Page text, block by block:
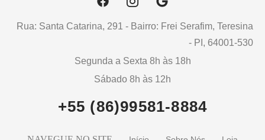
Rua: Santa Catarina, 291 - Bairro: Frei Serafim, Teresina
- PI, 64001-530
Segunda a Sexta 8h às 18h
Sábado 8h às 12h
+55 (86)99581-8884